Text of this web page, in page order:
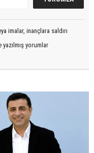
imalar, inançlara saldırı
yorumlar